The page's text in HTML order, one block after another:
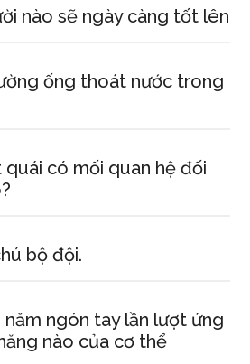
nào sẽ ngày càng tốt lên
ống thoát nước trong
có mối quan hệ đối
bộ đội.
ngón tay lần lượt ứng
nào của cơ thể